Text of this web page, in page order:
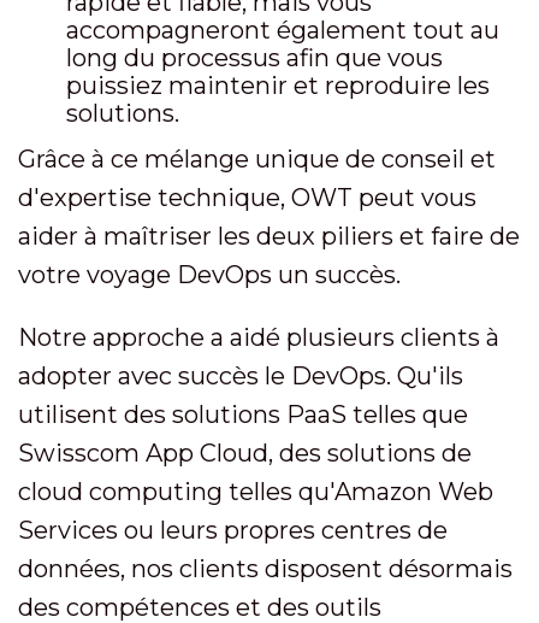
accompagneront également tout au
long du processus afin que vous
puissiez maintenir et reproduire les
solutions.
Grâce à ce mélange unique de conseil et
d'expertise technique, OWT peut vous
aider à maîtriser les deux piliers et faire de
votre voyage DevOps un succès.
Notre approche a aidé plusieurs clients à
adopter avec succès le DevOps. Qu'ils
utilisent des solutions PaaS telles que
Swisscom App Cloud, des solutions de
cloud computing telles qu'Amazon Web
Services ou leurs propres centres de
données, nos clients disposent désormais
des compétences et des outils